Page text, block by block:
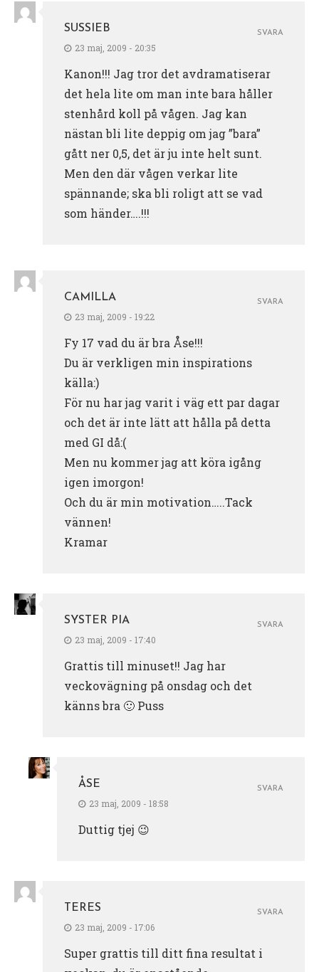
SUSSIEB
23 maj, 2009 - 20:35
Kanon!!! Jag tror det avdramatiserar
det hela lite om man inte bara håller
stenhård koll på vågen. Jag kan
nästan bli lite deppig om jag ”bara”
gått ner 0,5, det är ju inte helt sunt.
Men den där vågen verkar lite
spännande; ska bli roligt att se vad
som händer….!!!
SVARA
CAMILLA
23 maj, 2009 - 19:22
Fy 17 vad du är bra Åse!!!
Du är verkligen min inspirations
källa:)
För nu har jag varit i väg ett par dagar
och det är inte lätt att hålla på detta
med GI då:(
Men nu kommer jag att köra igång
igen imorgon!
Och du är min motivation…..Tack
vännen!
Kramar
SVARA
SYSTER PIA
23 maj, 2009 - 17:40
Grattis till minuset!! Jag har
veckovägning på onsdag och det
känns bra 🙂 Puss
SVARA
ÅSE
23 maj, 2009 - 18:58
Duttig tjej 😉
SVARA
TERES
23 maj, 2009 - 17:06
Super grattis till ditt fina resultat i
SVARA